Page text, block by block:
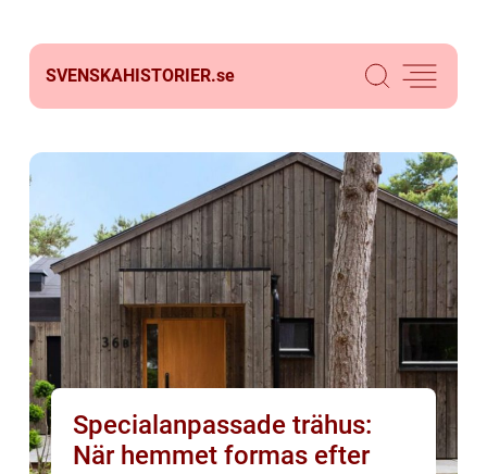
SVENSKAHISTORIER.se
Specialanpassade trähus:
När hemmet formas efter